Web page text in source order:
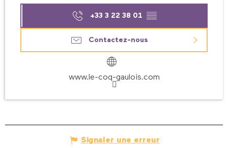
+33 3 22 38 01 ▒▒
Contactez-nous
www.le-coq-gaulois.com
Signaler une erreur